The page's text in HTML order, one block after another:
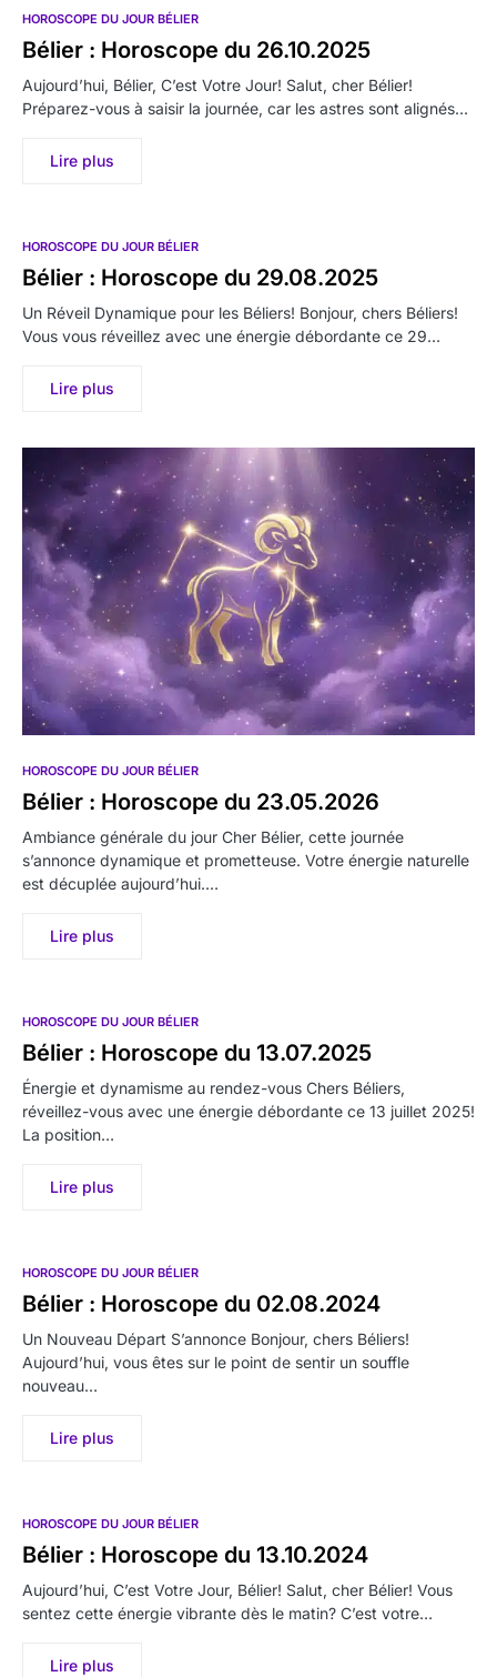
HOROSCOPE DU JOUR BÉLIER
Bélier : Horoscope du 26.10.2025
Aujourd’hui, Bélier, C’est Votre Jour! Salut, cher Bélier!
Préparez-vous à saisir la journée, car les astres sont alignés…
Lire plus
HOROSCOPE DU JOUR BÉLIER
Bélier : Horoscope du 29.08.2025
Un Réveil Dynamique pour les Béliers! Bonjour, chers Béliers!
Vous vous réveillez avec une énergie débordante ce 29…
Lire plus
HOROSCOPE DU JOUR BÉLIER
Bélier : Horoscope du 23.05.2026
Ambiance générale du jour Cher Bélier, cette journée
s’annonce dynamique et prometteuse. Votre énergie naturelle
est décuplée aujourd’hui.…
Lire plus
HOROSCOPE DU JOUR BÉLIER
Bélier : Horoscope du 13.07.2025
Énergie et dynamisme au rendez-vous Chers Béliers,
réveillez-vous avec une énergie débordante ce 13 juillet 2025!
La position…
Lire plus
HOROSCOPE DU JOUR BÉLIER
Bélier : Horoscope du 02.08.2024
Un Nouveau Départ S’annonce Bonjour, chers Béliers!
Aujourd’hui, vous êtes sur le point de sentir un souffle
nouveau…
Lire plus
HOROSCOPE DU JOUR BÉLIER
Bélier : Horoscope du 13.10.2024
Aujourd’hui, C’est Votre Jour, Bélier! Salut, cher Bélier! Vous
sentez cette énergie vibrante dès le matin? C’est votre…
Lire plus